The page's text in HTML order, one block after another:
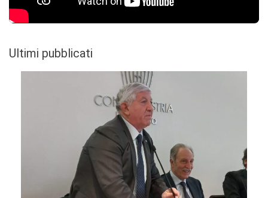
Ultimi pubblicati